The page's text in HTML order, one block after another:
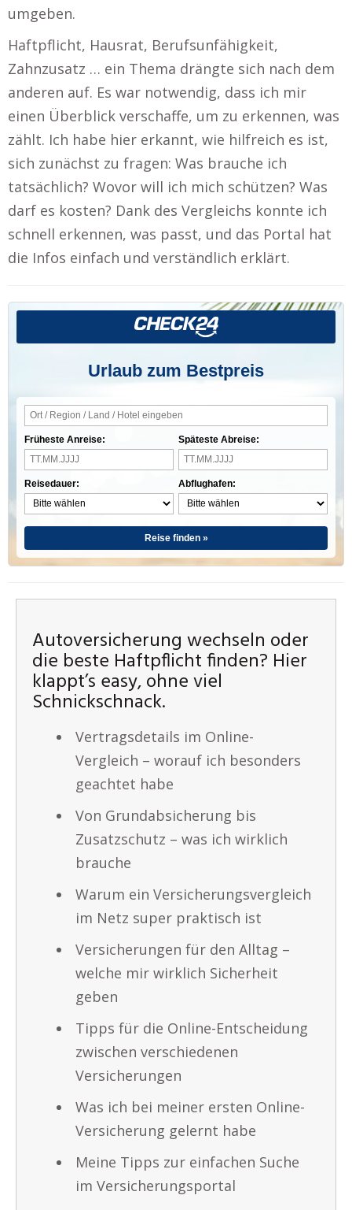
umgeben.
Haftpflicht, Hausrat, Berufsunfähigkeit,
Zahnzusatz … ein Thema drängte sich nach dem
anderen auf. Es war notwendig, dass ich mir
einen Überblick verschaffe, um zu erkennen, was
zählt. Ich habe hier erkannt, wie hilfreich es ist,
sich zunächst zu fragen: Was brauche ich
tatsächlich? Wovor will ich mich schützen? Was
darf es kosten? Dank des Vergleichs konnte ich
schnell erkennen, was passt, und das Portal hat
die Infos einfach und verständlich erklärt.
Urlaub zum Bestpreis
Früheste Anreise:
Reisedauer:
Späteste Abreise:
Abflughafen:
Reise finden »
Autoversicherung wechseln oder
die beste Haftpflicht finden? Hier
klappt’s easy, ohne viel
Schnickschnack.
Vertragsdetails im Online-
Vergleich – worauf ich besonders
geachtet habe
Von Grundabsicherung bis
Zusatzschutz – was ich wirklich
brauche
Warum ein Versicherungsvergleich
im Netz super praktisch ist
Versicherungen für den Alltag –
welche mir wirklich Sicherheit
geben
Tipps für die Online-Entscheidung
zwischen verschiedenen
Versicherungen
Was ich bei meiner ersten Online-
Versicherung gelernt habe
Meine Tipps zur einfachen Suche
im Versicherungsportal